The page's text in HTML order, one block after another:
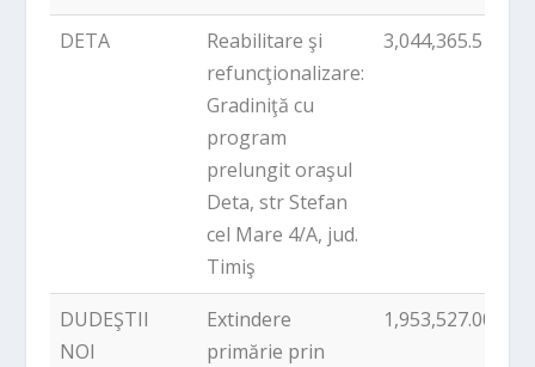
DETA
Reabilitare şi
refuncţionalizare:
Gradiniţă cu
program
prelungit oraşul
Deta, str Stefan
cel Mare 4/A, jud.
Timiş
3,044,365.51
DUDEŞTII
NOI
Extindere
primărie prin
1,953,527.00